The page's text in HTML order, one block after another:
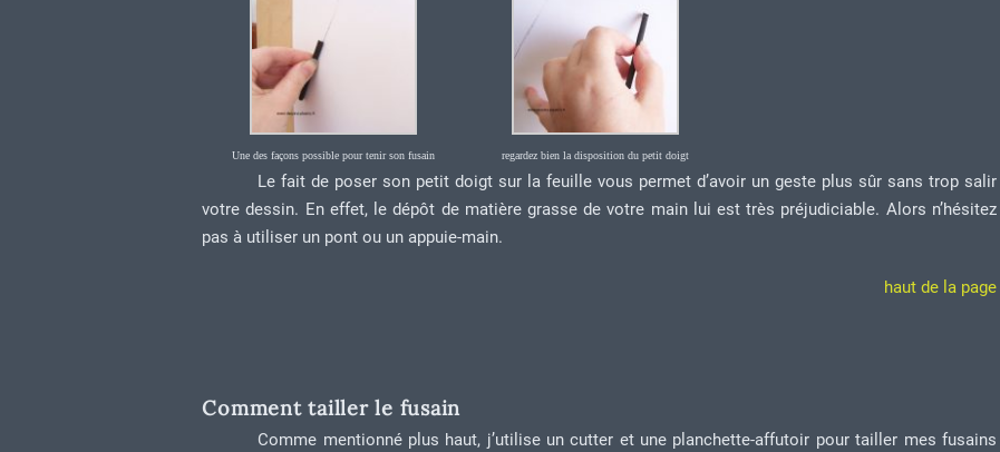
Une des façons possible pour tenir son fusain regardez bien la disposition du petit doigt
Le fait de poser son petit doigt sur la feuille vous permet d’avoir un geste plus sûr sans trop salir
votre dessin. En effet, le dépôt de matière grasse de votre main lui est très préjudiciable. Alors n’hésitez
pas à utiliser un pont ou un appuie-main.
haut de la page
Comment tailler le fusain
Comme mentionné plus haut, j’utilise un cutter et une planchette-affutoir pour tailler mes fusains